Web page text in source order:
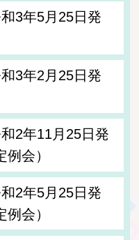
3年5月25日発
3年2月25日発
2年11月25日発
会）
2年5月25日発
会）